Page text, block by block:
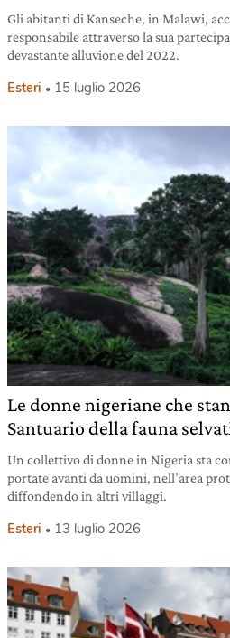
Gli abitanti di Kanseche, in Malawi,
responsabile attraverso la sua
devastante alluvione del 2022.
Esteri 15 luglio 2026
Le donne nigeriane che
Santuario della fauna
Un collettivo di donne in Nigeria sta
portate avanti da uomini, nell’area
diffondendo in altri villaggi.
Esteri 13 luglio 2026